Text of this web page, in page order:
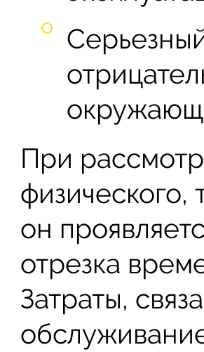
При
физического,
он
отрезка
Затраты,